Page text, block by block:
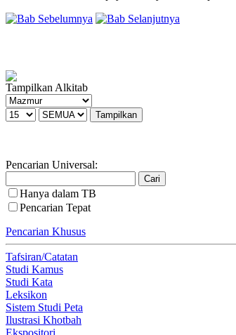
Tampilkan Alkitab
Pencarian Universal:
Hanya dalam TB
Pencarian Tepat
Pencarian Khusus
Tafsiran/Catatan
Studi Kamus
Studi Kata
Leksikon
Sistem Studi Peta
Ilustrasi Khotbah
Ekspositori